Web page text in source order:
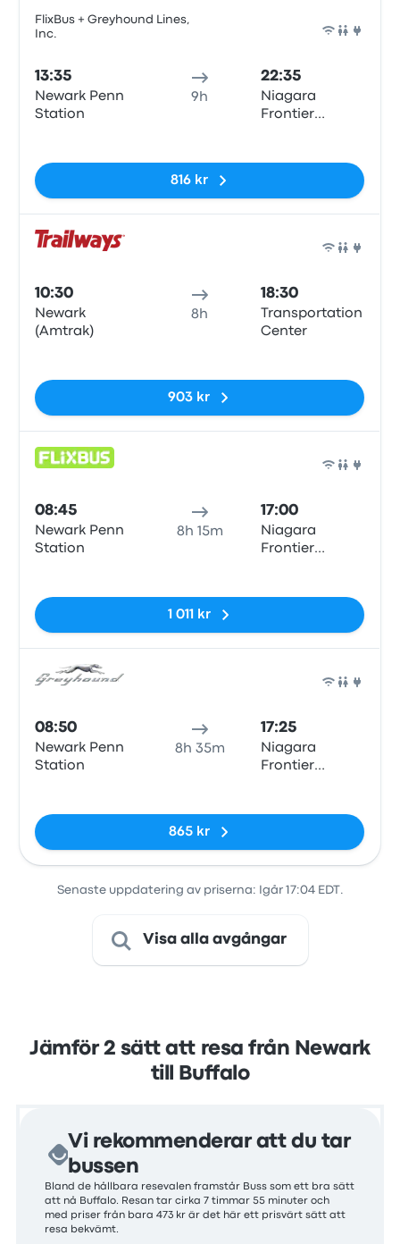
FlixBus + Greyhound Lines,
Inc.
13:35
Newark Penn
Station
9h
22:35
Niagara
Frontier
816 kr
10:30
Newark
(Amtrak)
8h
18:30
Transportation
Center
903 kr
08:45
Newark Penn
Station
8h 15m
17:00
Niagara
Frontier
1 011 kr
08:50
Newark Penn
Station
8h 35m
17:25
Niagara
Frontier
865 kr
Senaste uppdatering av priserna: Igår 17:04 EDT.
Visa alla avgångar
Jämför 2 sätt att resa från Newark
till Buffalo
Vi rekommenderar att du tar
bussen
Bland de hållbara resevalen framstår Buss som ett bra sätt
att nå Buffalo. Resan tar cirka 7 timmar 55 minuter och
med priser från bara 473 kr är det här ett prisvärt sätt att
resa bekvämt.